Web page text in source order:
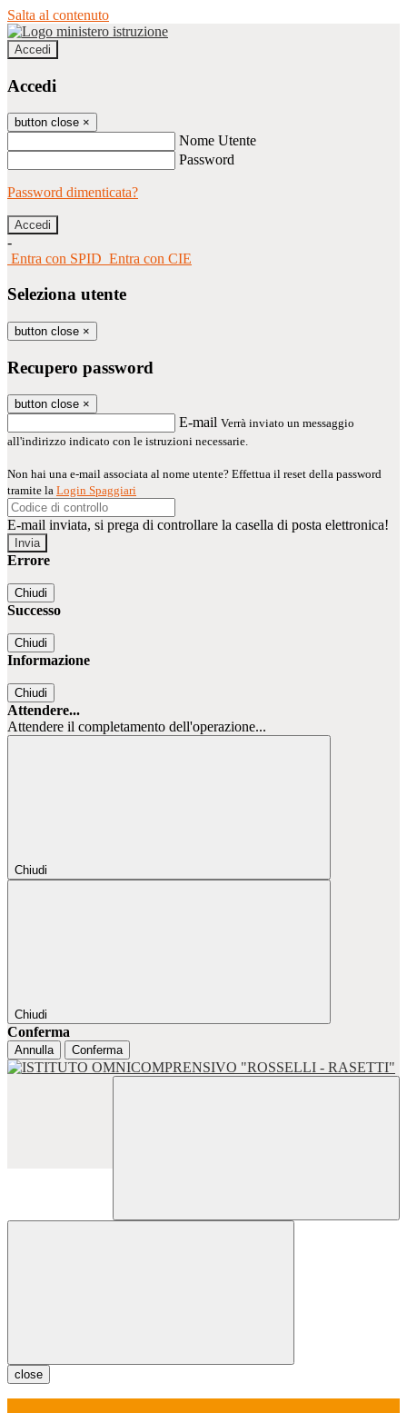
Salta al contenuto
Accedi
Accedi
button close ×
Nome Utente
Password
Password dimenticata?
-
Entra con SPID Entra con CIE
Seleziona utente
button close ×
Recupero password
button close ×
E-mail Verrà inviato un messaggio
all'indirizzo indicato con le istruzioni necessarie.
Non hai una e-mail associata al nome utente? Effettua il reset della password
tramite la Login Spaggiari
E-mail inviata, si prega di controllare la casella di posta elettronica!
Errore
Chiudi
Successo
Chiudi
Informazione
Chiudi
Attendere...
Attendere il completamento dell'operazione...
Chiudi
Chiudi
Conferma
Annulla Conferma
close